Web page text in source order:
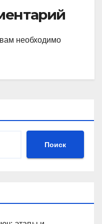
необходимо
Поиск